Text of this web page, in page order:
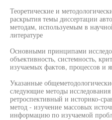
Теоретические и
раскрытия темы диссертации
методам, используемым в
литературе
Основными принципами
объективность, системность,
изучаемых фактов, процессов и
Указанные
следующие методы
ретроспективный и историко-
метод - изучение массовых
информацию по изучаемой